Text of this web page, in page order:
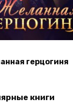
герцогиня
книги